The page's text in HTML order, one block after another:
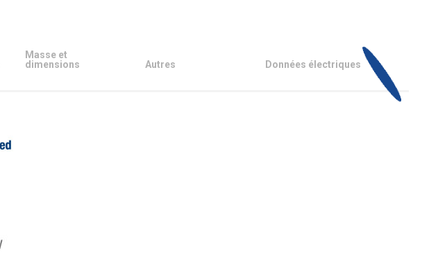
Masse et
dimensions
Autres Données électriques